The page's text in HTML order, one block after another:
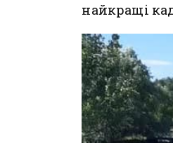
найкращі